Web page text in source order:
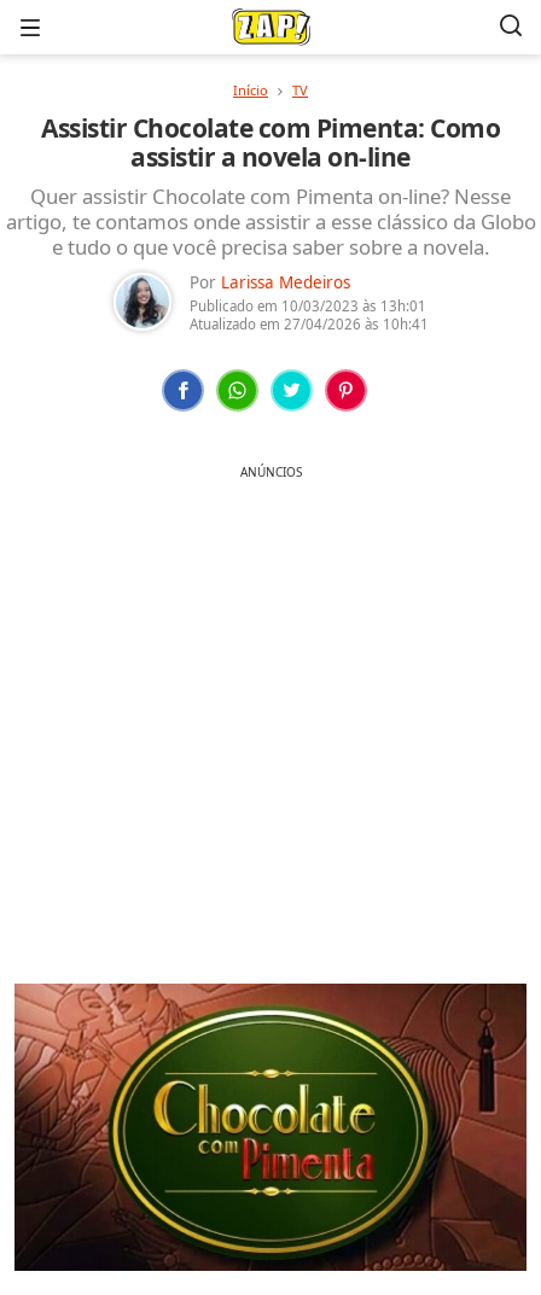
Menu
Início TV
Assistir Chocolate com Pimenta: Como
assistir a novela on-line
Quer assistir Chocolate com Pimenta on-line? Nesse
artigo, te contamos onde assistir a esse clássico da Globo
e tudo o que você precisa saber sobre a novela.
Por Larissa Medeiros
Publicado em 10/03/2023 às 13h:01
Atualizado em 27/04/2026 às 10h:41
ANÚNCIOS